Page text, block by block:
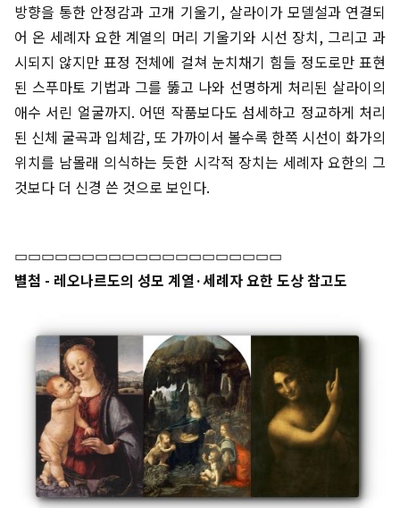
방향을 통한 안정감과 고개 기울기, 살라이가 모델설과 연결되
어 온 세례자 요한 계열의 머리 기울기와 시선 장치, 그리고 과
시되지 않지만 표정 전체에 걸쳐 눈치채기 힘들 정도로만 표현
된 스푸마토 기법과 그를 뚫고 나와 선명하게 처리된 살라이의
애수 서린 얼굴까지. 어떤 작품보다도 섬세하고 정교하게 처리
된 신체 굴곡과 입체감, 또 가까이서 볼수록 한쪽 시선이 화가의
위치를 남몰래 의식하는 듯한 시각적 장치는 세례자 요한의 그
것보다 더 신경 쓴 것으로 보인다.
▭▭▭▭▭▭▭▭▭▭▭▭▭▭▭▭▭▭▭▭
별첨 - 레오나르도의 성모 계열·세례자 요한 도상 참고도